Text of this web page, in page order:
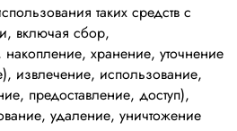
таких средств с
включая сбор,
хранение, уточнение
извлечение, использование,
предоставление, доступ),
удаление, уничтожение